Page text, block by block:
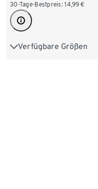
30-Tage-Bestpreis: 14,99 €
Verfügbare Größen
122/128 134/140